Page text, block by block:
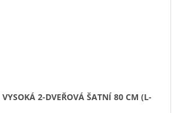
VYSOKÁ 2-DVEŘOVÁ ŠATNÍ 80 CM (L-